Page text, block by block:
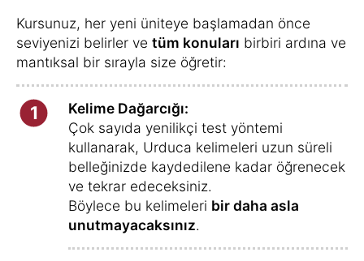
Kursunuz, her yeni üniteye başlamadan önce
seviyenizi belirler ve tüm konuları birbiri ardına ve
mantıksal bir sırayla size öğretir:
1
Kelime Dağarcığı:
Çok sayıda yenilikçi test yöntemi
kullanarak, Urduca kelimeleri uzun süreli
belleğinizde kaydedilene kadar öğrenecek
ve tekrar edeceksiniz.
Böylece bu kelimeleri bir daha asla
unutmayacaksınız.